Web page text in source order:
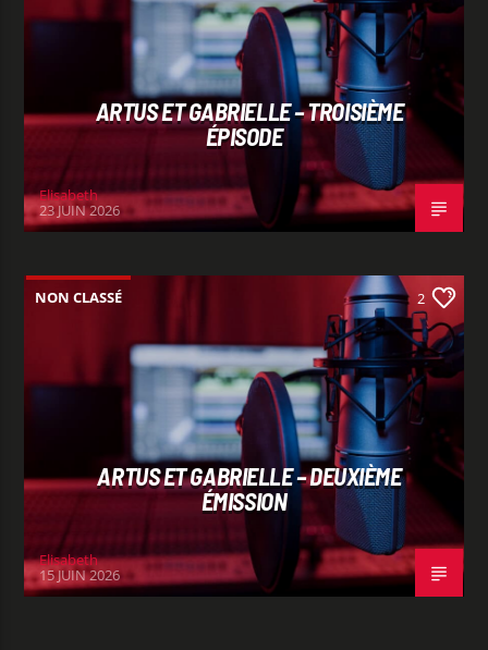
ARTUS ET GABRIELLE – TROISIÈME
ÉPISODE
Elisabeth
23 JUIN 2026
NON CLASSÉ 2
ARTUS ET GABRIELLE – DEUXIÈME
ÉMISSION
Elisabeth
15 JUIN 2026